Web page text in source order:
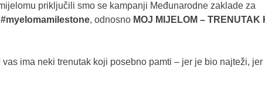
priključili smo se kampanji Međunarodne zaklade za
#myelomamilestone, odnosno MOJ MIJELOM – TRENUTAK
ima neki trenutak koji posebno pamti – jer je bio najteži, jer